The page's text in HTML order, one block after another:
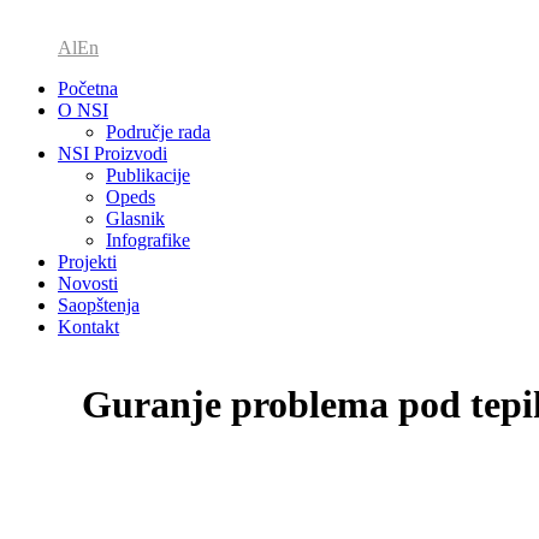
AlEn
Početna
O NSI
Područje rada
NSI Proizvodi
Publikacije
Opeds
Glasnik
Infografike
Projekti
Novosti
Saopštenja
Kontakt
Guranje problema pod